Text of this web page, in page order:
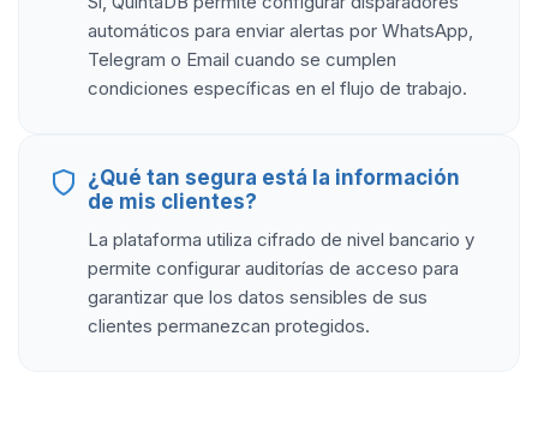
automáticos para enviar alertas por WhatsApp,
Telegram o Email cuando se cumplen
condiciones específicas en el flujo de trabajo.
¿Qué tan segura está la información
de mis clientes?
La plataforma utiliza cifrado de nivel bancario y
permite configurar auditorías de acceso para
garantizar que los datos sensibles de sus
clientes permanezcan protegidos.